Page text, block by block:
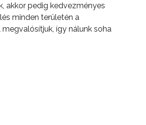
akkor pedig kedvezményes
minden területén a
így nálunk soha